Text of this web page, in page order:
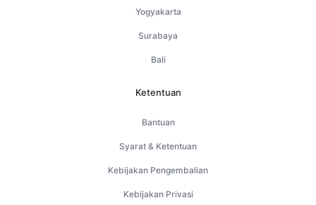
Yogyakarta
Surabaya
Bali
Ketentuan
Bantuan
Syarat & Ketentuan
Kebijakan Pengembalian
Kebijakan Privasi